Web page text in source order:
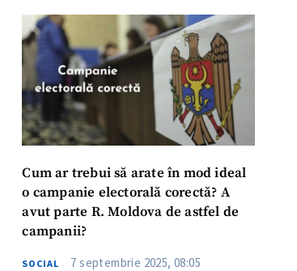
Cum ar trebui să arate în mod ideal
o campanie electorală corectă? A
avut parte R. Moldova de astfel de
campanii?
SOCIAL 7 septembrie 2025, 08:05